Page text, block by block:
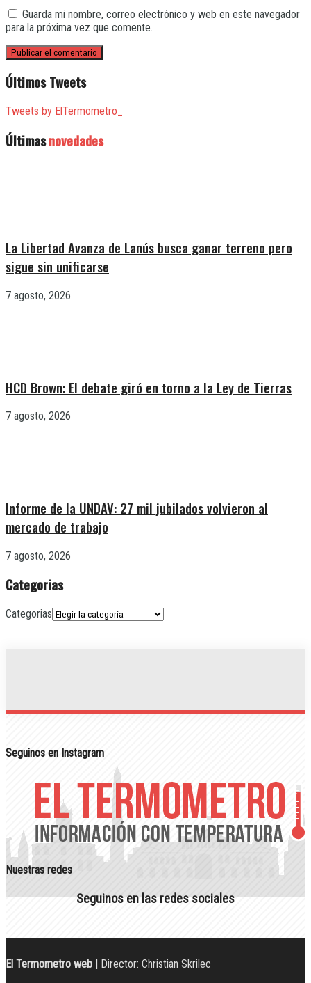
Guarda mi nombre, correo electrónico y web en este navegador
para la próxima vez que comente.
Últimos Tweets
Tweets by ElTermometro_
Últimasnovedades
La Libertad Avanza de Lanús busca ganar terreno pero
sigue sin unificarse
7 agosto, 2026
HCD Brown: El debate giró en torno a la Ley de Tierras
7 agosto, 2026
Informe de la UNDAV: 27 mil jubilados volvieron al
mercado de trabajo
7 agosto, 2026
Categorias
Categorias
Seguinos en Instagram
Nuestras redes
Seguinos en las redes sociales
El Termometro web | Director: Christian Skrilec